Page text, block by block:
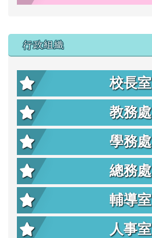
行政組織
校長室
教務處
學務處
總務處
輔導室
人事室